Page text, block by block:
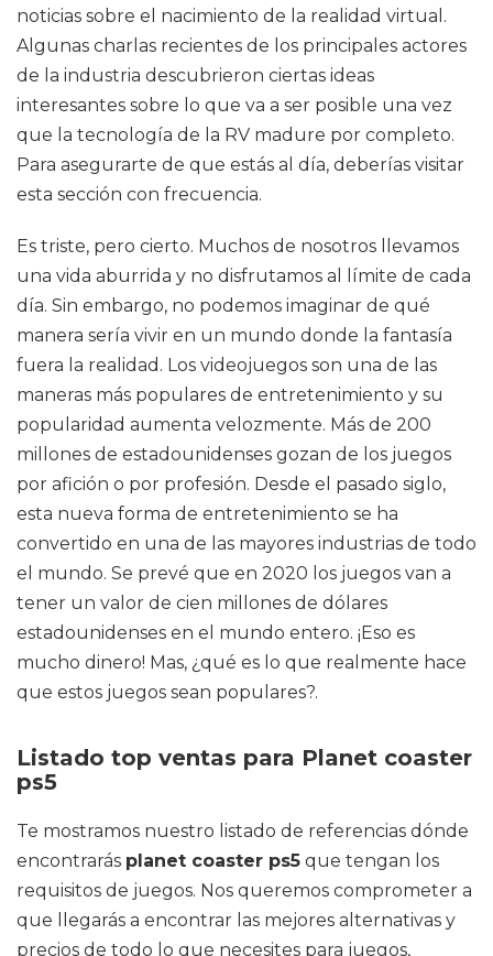
noticias sobre el nacimiento de la realidad virtual.
Algunas charlas recientes de los principales actores
de la industria descubrieron ciertas ideas
interesantes sobre lo que va a ser posible una vez
que la tecnología de la RV madure por completo.
Para asegurarte de que estás al día, deberías visitar
esta sección con frecuencia.
Es triste, pero cierto. Muchos de nosotros llevamos
una vida aburrida y no disfrutamos al límite de cada
día. Sin embargo, no podemos imaginar de qué
manera sería vivir en un mundo donde la fantasía
fuera la realidad. Los videojuegos son una de las
maneras más populares de entretenimiento y su
popularidad aumenta velozmente. Más de 200
millones de estadounidenses gozan de los juegos
por afición o por profesión. Desde el pasado siglo,
esta nueva forma de entretenimiento se ha
convertido en una de las mayores industrias de todo
el mundo. Se prevé que en 2020 los juegos van a
tener un valor de cien millones de dólares
estadounidenses en el mundo entero. ¡Eso es
mucho dinero! Mas, ¿qué es lo que realmente hace
que estos juegos sean populares?.
Listado top ventas para Planet coaster
ps5
Te mostramos nuestro listado de referencias dónde
encontrarás planet coaster ps5 que tengan los
requisitos de juegos. Nos queremos comprometer a
que llegarás a encontrar las mejores alternativas y
precios de todo lo que necesites para juegos,